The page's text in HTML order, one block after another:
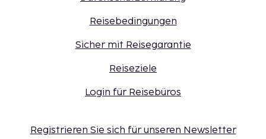
Reisebedingungen
Sicher mit Reisegarantie
Reiseziele
Login für Reisebüros
Registrieren Sie sich für unseren Newsletter